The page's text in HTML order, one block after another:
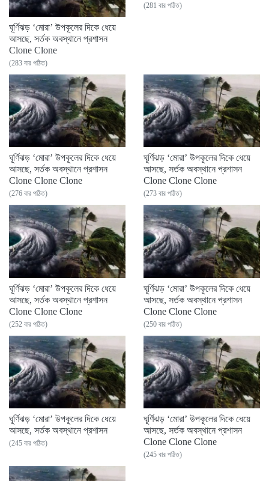
ঘূর্ণিঝড় ‘মোরা’ উপকূলের দিকে ধেয়ে
আসছে, সর্তক অবস্থানে প্রশাসন
Clone Clone
(283 বার পঠিত)
(281 বার পঠিত)
ঘূর্ণিঝড় ‘মোরা’ উপকূলের দিকে ধেয়ে
আসছে, সর্তক অবস্থানে প্রশাসন
Clone Clone Clone
(276 বার পঠিত)
ঘূর্ণিঝড় ‘মোরা’ উপকূলের দিকে ধেয়ে
আসছে, সর্তক অবস্থানে প্রশাসন
Clone Clone Clone
(273 বার পঠিত)
ঘূর্ণিঝড় ‘মোরা’ উপকূলের দিকে ধেয়ে
আসছে, সর্তক অবস্থানে প্রশাসন
Clone Clone Clone
(252 বার পঠিত)
ঘূর্ণিঝড় ‘মোরা’ উপকূলের দিকে ধেয়ে
আসছে, সর্তক অবস্থানে প্রশাসন
Clone Clone Clone
(250 বার পঠিত)
ঘূর্ণিঝড় ‘মোরা’ উপকূলের দিকে ধেয়ে
আসছে, সর্তক অবস্থানে প্রশাসন
(245 বার পঠিত)
ঘূর্ণিঝড় ‘মোরা’ উপকূলের দিকে ধেয়ে
আসছে, সর্তক অবস্থানে প্রশাসন
Clone Clone Clone
(245 বার পঠিত)